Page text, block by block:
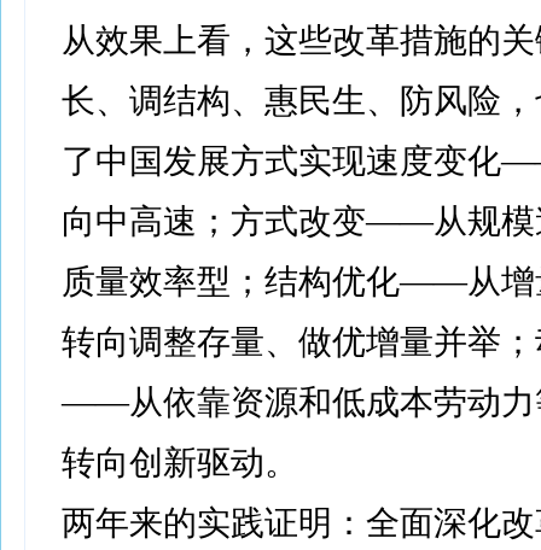
从效果上看，这些改革措施的
长、调结构、惠民生、防风险
了中国发展方式实现速度变化
向中高速；方式改变——从规模
质量效率型；结构优化——从增
转向调整存量、做优增量并举
——从依靠资源和低成本劳动力
转向创新驱动。
两年来的实践证明：全面深化